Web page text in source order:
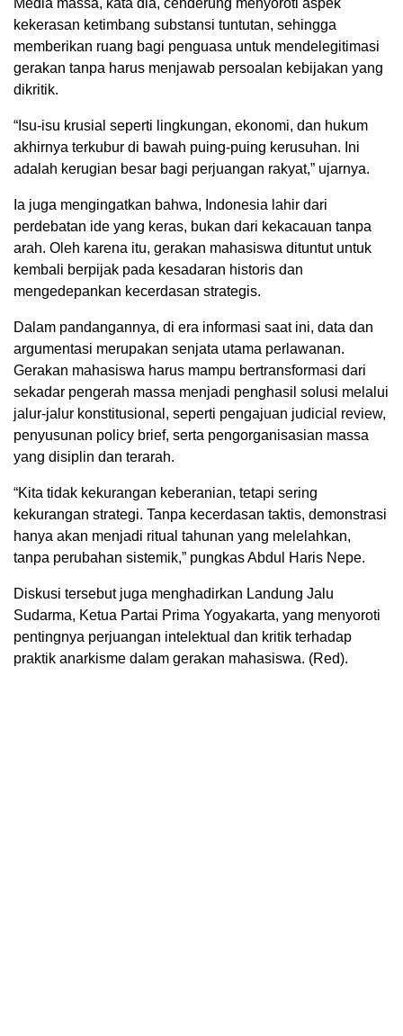
kekerasan ketimbang substansi tuntutan, sehingga
memberikan ruang bagi penguasa untuk mendelegitimasi
gerakan tanpa harus menjawab persoalan kebijakan yang
dikritik.
“Isu-isu krusial seperti lingkungan, ekonomi, dan hukum
akhirnya terkubur di bawah puing-puing kerusuhan. Ini
adalah kerugian besar bagi perjuangan rakyat,” ujarnya.
Ia juga mengingatkan bahwa, Indonesia lahir dari
perdebatan ide yang keras, bukan dari kekacauan tanpa
arah. Oleh karena itu, gerakan mahasiswa dituntut untuk
kembali berpijak pada kesadaran historis dan
mengedepankan kecerdasan strategis.
Dalam pandangannya, di era informasi saat ini, data dan
argumentasi merupakan senjata utama perlawanan.
Gerakan mahasiswa harus mampu bertransformasi dari
sekadar pengerah massa menjadi penghasil solusi melalui
jalur-jalur konstitusional, seperti pengajuan judicial review,
penyusunan policy brief, serta pengorganisasian massa
yang disiplin dan terarah.
“Kita tidak kekurangan keberanian, tetapi sering
kekurangan strategi. Tanpa kecerdasan taktis, demonstrasi
hanya akan menjadi ritual tahunan yang melelahkan,
tanpa perubahan sistemik,” pungkas Abdul Haris Nepe.
Diskusi tersebut juga menghadirkan Landung Jalu
Sudarma, Ketua Partai Prima Yogyakarta, yang menyoroti
pentingnya perjuangan intelektual dan kritik terhadap
praktik anarkisme dalam gerakan mahasiswa. (Red).